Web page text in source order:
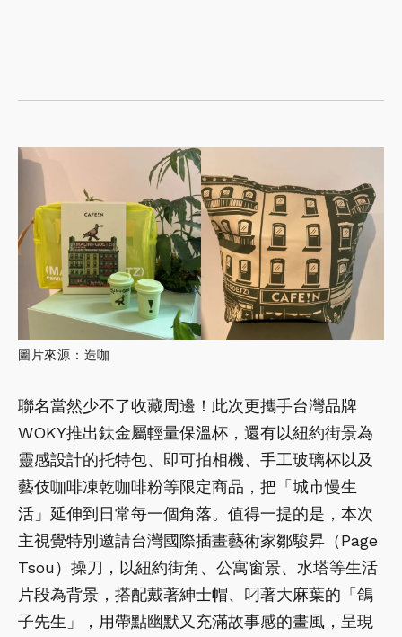
圖片來源：造咖
聯名當然少不了收藏周邊！此次更攜手台灣品牌
WOKY推出鈦金屬輕量保溫杯，還有以紐約街景為
靈感設計的托特包、即可拍相機、手工玻璃杯以及
藝伎咖啡凍乾咖啡粉等限定商品，把「城市慢生
活」延伸到日常每一個角落。值得一提的是，本次
主視覺特別邀請台灣國際插畫藝術家鄒駿昇（Page
Tsou）操刀，以紐約街角、公寓窗景、水塔等生活
片段為背景，搭配戴著紳士帽、叼著大麻葉的「鴿
子先生」，用帶點幽默又充滿故事感的畫風，呈現